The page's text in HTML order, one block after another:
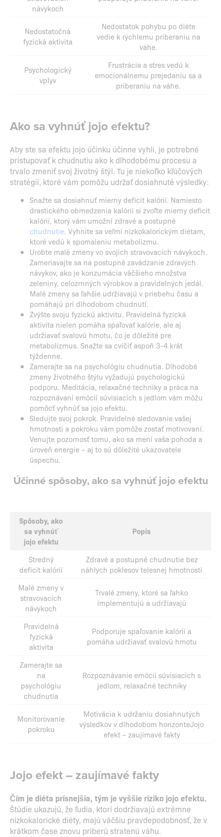
návykoch
Nedostatočná
fyzická aktivita
Nedostatok pohybu po diéte
vedie k rýchlemu priberaniu na
váhe.
Psychologický
vplyv
Frustrácia a stres vedú k
emocionálnemu prejedaniu sa a
priberaniu na váhe.
Ako sa vyhnúť jojo efektu?
Aby ste sa efektu jojo účinku účinne vyhli, je potrebné
pristupovať k chudnutiu ako k dlhodobému procesu a
trvalo zmeniť svoj životný štýl. Tu je niekoľko kľúčových
stratégií, ktoré vám pomôžu udržať dosiahnuté výsledky:
Snažte sa dosiahnuť mierny deficit kalórií. Namiesto
drastického obmedzenia kalórií si zvoľte mierny deficit
kalórií, ktorý vám umožní zdravé a postupné
chudnutie. Vyhnite sa veľmi nízkokalorickým diétam,
ktoré vedú k spomaleniu metabolizmu.
Urobte malé zmeny vo svojich stravovacích návykoch.
Zameriavajte sa na postupné zavádzanie zdravých
návykov, ako je konzumácia väčšieho množstva
zeleniny, celozrnných výrobkov a pravidelných jedál.
Malé zmeny sa ľahšie udržiavajú v priebehu času a
pomáhajú pri dlhodobom chudnutí.
Zvýšte svoju fyzickú aktivitu. Pravidelná fyzická
aktivita nielen pomáha spaľovať kalórie, ale aj
udržiavať svalovú hmotu, čo je dôležité pre
metabolizmus. Snažte sa cvičiť aspoň 3-4 krát
týždenne.
Zamerajte sa na psychológiu chudnutia. Dlhodobé
zmeny životného štýlu vyžadujú psychologickú
podporu. Meditácia, relaxačné techniky a práca na
rozpoznávaní emócií súvisiacich s jedlom vám môžu
pomôcť vyhnúť sa jojo efektu.
Sledujte svoj pokrok. Pravidelné sledovanie vašej
hmotnosti a pokroku vám pomôže zostať motivovaní.
Venujte pozornosť tomu, ako sa mení vaša pohoda a
úroveň energie – aj to sú dôležité ukazovatele
úspechu.
Účinné spôsoby, ako sa vyhnúť jojo efektu
Spôsoby, ako
sa vyhnúť
jojo efektu
Popis
Stredný
deficit kalórií
Zdravé a postupné chudnutie bez
náhlych poklesov telesnej hmotnosti
Malé zmeny v
stravovacích
návykoch
Trvalé zmeny, ktoré sa ľahko
implementujú a udržiavajú
Pravidelná
fyzická
aktivita
Podporuje spaľovanie kalórií a
pomáha udržiavať svalovú hmotu
Zamerajte sa
na
psychológiu
chudnutia
Rozpoznávanie emócií súvisiacich s
jedlom, relaxačné techniky
Monitorovanie
pokroku
Motivácia k udržaniu dosiahnutých
výsledkov v dlhodobom horizonteJojo
efekt – zaujímavé fakty
Jojo efekt – zaujímavé fakty
Čím je diéta prísnejšia, tým je vyššie riziko jojo efektu.
Štúdie ukazujú, že ľudia, ktorí dodržiavajú extrémne
nízkokalorické diéty, majú väčšiu pravdepodobnosť, že v
krátkom čase znovu priberú stratenú váhu.